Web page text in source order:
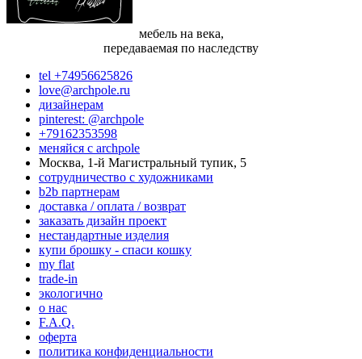
мебель на века,
передаваемая по наследству
tel +74956625826
love@archpole.ru
дизайнерам
pinterest: @archpole
+79162353598
меняйся с аrchpole
Москва, 1-й Магистральный тупик, 5
cотрудничество с художниками
b2b партнерам
доставка / оплата / возврат
заказать дизайн проект
нестандартные изделия
купи брошку - спаси кошку
my flat
trade-in
экологично
о нас
F.A.Q.
оферта
политика конфиденциальности